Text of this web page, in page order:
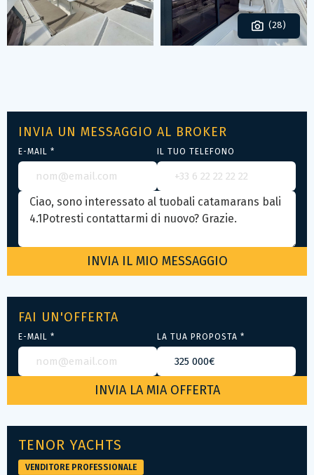
(28)
INVIA UN MESSAGGIO AL BROKER
E-MAIL * IL TUO TELEFONO
FAI UN'OFFERTA
E-MAIL * LA TUA PROPOSTA *
TENOR YACHTS
VENDITORE PROFESSIONALE